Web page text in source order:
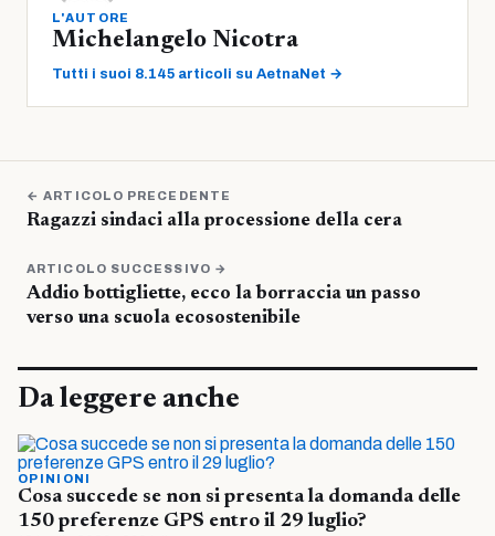
L'AUTORE
Michelangelo Nicotra
Tutti i suoi 8.145 articoli su AetnaNet →
← ARTICOLO PRECEDENTE
Ragazzi sindaci alla processione della cera
ARTICOLO SUCCESSIVO →
Addio bottigliette, ecco la borraccia un passo
verso una scuola ecosostenibile
Da leggere anche
OPINIONI
Cosa succede se non si presenta la domanda delle
150 preferenze GPS entro il 29 luglio?